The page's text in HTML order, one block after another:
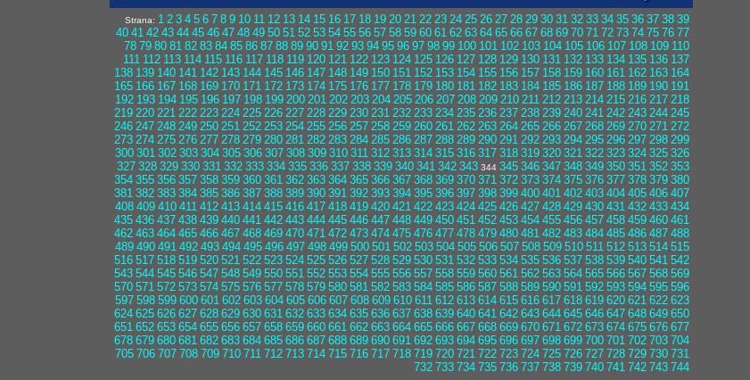
Strana: 1 2 3 4 5 6 7 8 9 10 11 12 13 14 15 16 17 18 19 20 21 22 23 24 25 26 27 28 29 30 31 32 33 34 35 36 37 38 39
40 41 42 43 44 45 46 47 48 49 50 51 52 53 54 55 56 57 58 59 60 61 62 63 64 65 66 67 68 69 70 71 72 73 74 75 76 77
78 79 80 81 82 83 84 85 86 87 88 89 90 91 92 93 94 95 96 97 98 99 100 101 102 103 104 105 106 107 108 109 110
111 112 113 114 115 116 117 118 119 120 121 122 123 124 125 126 127 128 129 130 131 132 133 134 135 136 137
138 139 140 141 142 143 144 145 146 147 148 149 150 151 152 153 154 155 156 157 158 159 160 161 162 163 164
165 166 167 168 169 170 171 172 173 174 175 176 177 178 179 180 181 182 183 184 185 186 187 188 189 190 191
192 193 194 195 196 197 198 199 200 201 202 203 204 205 206 207 208 209 210 211 212 213 214 215 216 217 218
219 220 221 222 223 224 225 226 227 228 229 230 231 232 233 234 235 236 237 238 239 240 241 242 243 244 245
246 247 248 249 250 251 252 253 254 255 256 257 258 259 260 261 262 263 264 265 266 267 268 269 270 271 272
273 274 275 276 277 278 279 280 281 282 283 284 285 286 287 288 289 290 291 292 293 294 295 296 297 298 299
300 301 302 303 304 305 306 307 308 309 310 311 312 313 314 315 316 317 318 319 320 321 322 323 324 325 326
327 328 329 330 331 332 333 334 335 336 337 338 339 340 341 342 343 344 345 346 347 348 349 350 351 352 353
354 355 356 357 358 359 360 361 362 363 364 365 366 367 368 369 370 371 372 373 374 375 376 377 378 379 380
381 382 383 384 385 386 387 388 389 390 391 392 393 394 395 396 397 398 399 400 401 402 403 404 405 406 407
408 409 410 411 412 413 414 415 416 417 418 419 420 421 422 423 424 425 426 427 428 429 430 431 432 433 434
435 436 437 438 439 440 441 442 443 444 445 446 447 448 449 450 451 452 453 454 455 456 457 458 459 460 461
462 463 464 465 466 467 468 469 470 471 472 473 474 475 476 477 478 479 480 481 482 483 484 485 486 487 488
489 490 491 492 493 494 495 496 497 498 499 500 501 502 503 504 505 506 507 508 509 510 511 512 513 514 515
516 517 518 519 520 521 522 523 524 525 526 527 528 529 530 531 532 533 534 535 536 537 538 539 540 541 542
543 544 545 546 547 548 549 550 551 552 553 554 555 556 557 558 559 560 561 562 563 564 565 566 567 568 569
570 571 572 573 574 575 576 577 578 579 580 581 582 583 584 585 586 587 588 589 590 591 592 593 594 595 596
597 598 599 600 601 602 603 604 605 606 607 608 609 610 611 612 613 614 615 616 617 618 619 620 621 622 623
624 625 626 627 628 629 630 631 632 633 634 635 636 637 638 639 640 641 642 643 644 645 646 647 648 649 650
651 652 653 654 655 656 657 658 659 660 661 662 663 664 665 666 667 668 669 670 671 672 673 674 675 676 677
678 679 680 681 682 683 684 685 686 687 688 689 690 691 692 693 694 695 696 697 698 699 700 701 702 703 704
705 706 707 708 709 710 711 712 713 714 715 716 717 718 719 720 721 722 723 724 725 726 727 728 729 730 731
732 733 734 735 736 737 738 739 740 741 742 743 744